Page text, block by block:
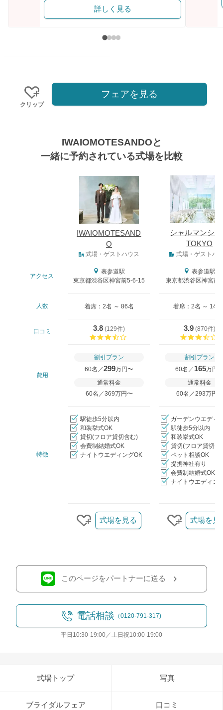
詳しく見る
クリップ
フェアを見る
IWAIOMOTESANDOと
一緒に予約されている式場を比較
IWAIOMOTESAND
O
シャルマンシ
TOKYO
式場・ゲストハウス 式場・ゲストハ
アクセス
表参道駅
東京都渋谷区神宮前5-6-15
表参道駅
東京都渋谷区神宮前
人数 着席：2名 ～ 86名 着席：2名 ～ 140
口コミ 3.8 (129件)
3.9 (870件)
費用
割引プラン
60名／299万円〜
通常料金
60名／369万円〜
割引プラン
60名／ 165万円
通常料金
60名／293万円〜
特徴
駅徒歩5分以内
和装挙式OK
貸切(フロア貸切含む)
会費制結婚式OK
ナイトウエディングOK
ガーデンウエディ
駅徒歩5分以内
和装挙式OK
貸切(フロア貸切含
ペット相談OK
提携神社有り
会費制結婚式OK
ナイトウエディン
クリップする
式場を見る
クリップす
式場を見
このページをパートナーに送る
電話相談 （0120-791-317)
平日10:30-19:00／土日祝10:00-19:00
式場トップ 写真
ブライダルフェア 口コミ